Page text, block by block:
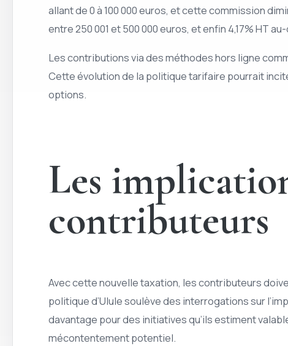
allant de 0 à 100 000 euros, et cette commission
entre 250 001 et 500 000 euros, et enfin 4,17% HT
Les contributions via des méthodes hors ligne
Cette évolution de la politique tarifaire pourrait
options.
Les
contributeurs
Avec cette nouvelle taxation, les contributeurs
politique d’Ulule soulève des interrogations sur
davantage pour des initiatives qu’ils estiment
mécontentement potentiel.